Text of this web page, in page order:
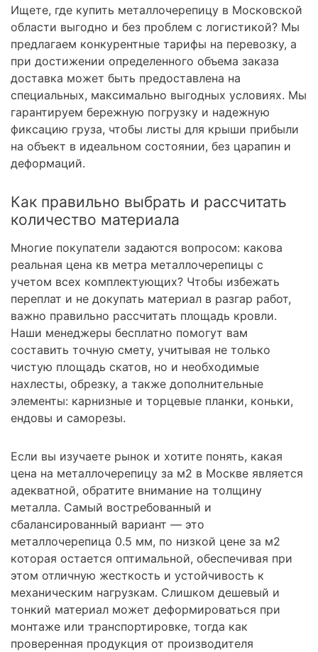
Ищете, где купить металлочерепицу в Московской
области выгодно и без проблем с логистикой? Мы
предлагаем конкурентные тарифы на перевозку, а
при достижении определенного объема заказа
доставка может быть предоставлена на
специальных, максимально выгодных условиях. Мы
гарантируем бережную погрузку и надежную
фиксацию груза, чтобы листы для крыши прибыли
на объект в идеальном состоянии, без царапин и
деформаций.
Как правильно выбрать и рассчитать
количество материала
Многие покупатели задаются вопросом: какова
реальная цена кв метра металлочерепицы с
учетом всех комплектующих? Чтобы избежать
переплат и не докупать материал в разгар работ,
важно правильно рассчитать площадь кровли.
Наши менеджеры бесплатно помогут вам
составить точную смету, учитывая не только
чистую площадь скатов, но и необходимые
нахлесты, обрезку, а также дополнительные
элементы: карнизные и торцевые планки, коньки,
ендовы и саморезы.
Если вы изучаете рынок и хотите понять, какая
цена на металлочерепицу за м2 в Москве является
адекватной, обратите внимание на толщину
металла. Самый востребованный и
сбалансированный вариант — это
металлочерепица 0.5 мм, по низкой цене за м2
которая остается оптимальной, обеспечивая при
этом отличную жесткость и устойчивость к
механическим нагрузкам. Слишком дешевый и
тонкий материал может деформироваться при
монтаже или транспортировке, тогда как
проверенная продукция от производителя